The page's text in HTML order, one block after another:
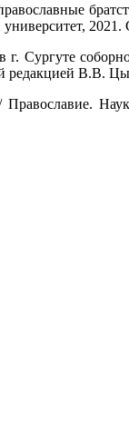
2021.
редакцией В.В.
Православие.